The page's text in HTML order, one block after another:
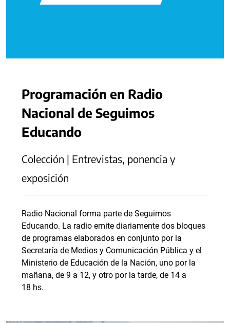
Programación en Radio
Nacional de Seguimos
Educando
Colección | Entrevistas, ponencia y
exposición
Radio Nacional forma parte de Seguimos
Educando. La radio emite diariamente dos bloques
de programas elaborados en conjunto por la
Secretaría de Medios y Comunicación Pública y el
Ministerio de Educación de la Nación, uno por la
mañana, de 9 a 12, y otro por la tarde, de 14 a
18 hs.